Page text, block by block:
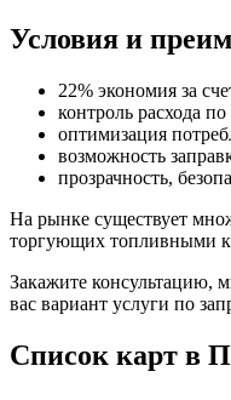
Условия и
22% экономия за
контроль расхода по
оптимизация
возможность
прозрачность,
На рынке существует
торгующих топливными
Закажите консультацию,
вас вариант услуги по
Список карт в